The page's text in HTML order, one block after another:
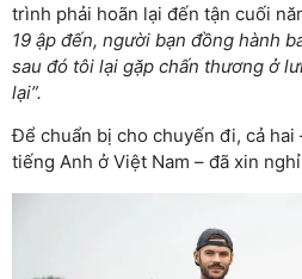
trình phải hoãn lại đến tận cuối
19 ập đến, người bạn đồng hành
sau đó tôi lại gặp chấn thương ở
lại”.
Để chuẩn bị cho chuyến đi, cả hai
tiếng Anh ở Việt Nam – đã xin